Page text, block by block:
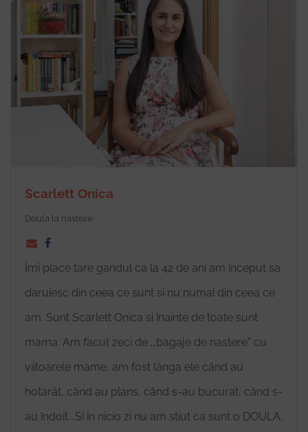
Scarlett Onica
Doula la nastere
Îmi place tare gandul ca la 42 de ani am început sa
daruiesc din ceea ce sunt si nu numai din ceea ce
am. Sunt Scarlett Onica si înainte de toate sunt
mama. Am facut zeci de ,,bagaje de nastere” cu
viitoarele mame, am fost lânga ele când au
hotarât, când au plans, când s-au bucurat, când s-
au îndoit.…Si în nicio zi nu am stiut ca sunt o DOULA.